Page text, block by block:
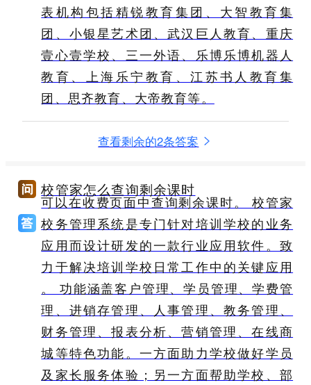
表机构包括精锐教育集团、大智教育集
团、小银星艺术团、武汉巨人教育、重庆
壹心壹学校、三一外语、乐博乐博机器人
教育、上海乐宁教育、江苏书人教育集
团、思齐教育、大帝教育等。
查看剩余的2条答案
校管家怎么查询剩余课时
可以在收费页面中查询剩余课时。 校管家
校务管理系统是专门针对培训学校的业务
应用而设计研发的一款行业应用软件。致
力于解决培训学校日常工作中的关键应用
。 功能涵盖客户管理、学员管理、学费管
理、进销存管理、人事管理、教务管理、
财务管理、报表分析、营销管理、在线商
城等特色功能。一方面助力学校做好学员
及家长服务体验；另一方面帮助学校、部